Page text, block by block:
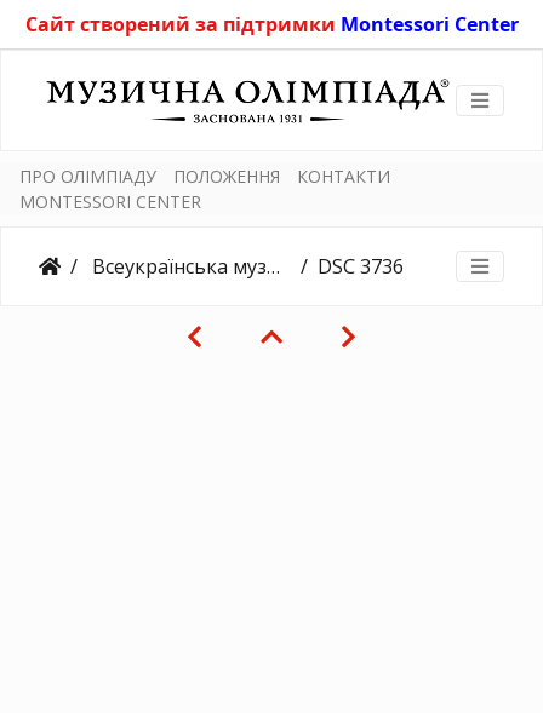
Сайт створений за підтримки Montessori Center
ПРО ОЛІМПІАДУ ПОЛОЖЕННЯ
КОНТАКТИ
MONTESSORI CENTER
Всеукраїнська музична олімпіада "Голос Країни" - VIII (Зимова) DSC 3736